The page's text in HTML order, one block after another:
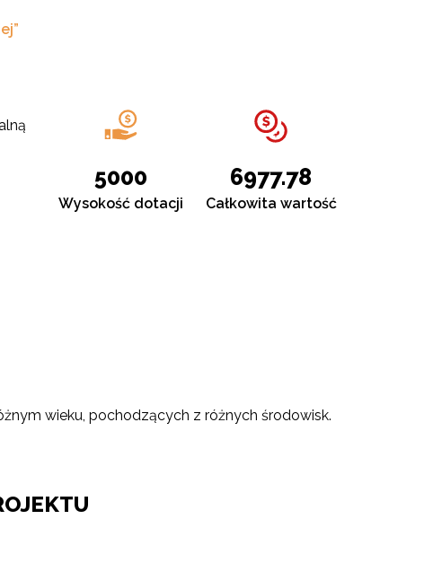
5000
Wysokość dotacji
6977.78
Całkowita wartość
wieku, pochodzących z różnych środowisk.